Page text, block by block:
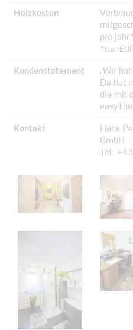
Heizkosten
pro
*(ca.
Kundenstatement
„Wir
Da hat
die mit
Kontakt
Hans
GmbH
Tel: